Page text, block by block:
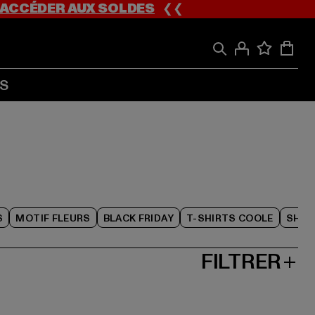
ACCÉDER AUX SOLDES❮❮
MOTIF FLEURS BLACK FRIDAY T-SHIRTS COOLE
FILTRER